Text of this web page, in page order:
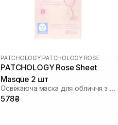
PATCHOLOGY| PATCHOLOGY ROSE
PATCHOLOGY Rosе Sheet
Masque 2 шт
Освіжаюча маска для обличчя з екстрактом троянди
578₴